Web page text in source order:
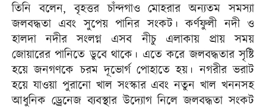
তিনি বলেন, বৃহত্তর চাঁন্দগাও মোহরার অন্যতম সমস্যা
জলবদ্ধতা এবং সুপেয় পানির সংকট। কর্ণফুলী নদী ও
হালদা নদীর সংলগ্ন এসব নীচু এলাকায় প্রায় সময়
জোয়ারের পানিতে ডুবে থাকে। এতে করে জলবদ্ধতার সৃষ্টি
হয়ে জনগণকে চরম দূভোর্গ পোহাতে হয়। নগরীর ভরাট
হয়ে যাওয়া পুরানো খাল সংস্কার এবং নতুন খাল খননসহ
আধুনিক ড্রেনেজ ব্যবস্থার উদ্যোগ নিলে জলবদ্ধতা সংকট